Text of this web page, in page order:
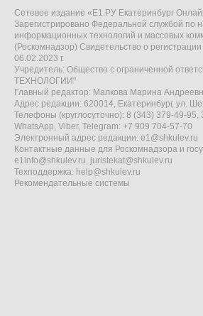
Сетевое издание «Е1.РУ Екатеринбург
Зарегистрировано Федеральной службой по
информационных технологий и массовых
(Роскомнадзор) Свидетельство о
06.02.2023 г.
Учредитель: Общество с ограниченной
ТЕХНОЛОГИИ"
Главный редактор: Малкова Марина
Адрес редакции: 620014, Екатеринбург, ул.
Телефоны (круглосуточно): 8 (343) 379-49-95,
WhatsApp, Viber, Telegram: +7 909 704-57-70
Электронный адрес редакции: e1@shkulev.ru
Контактные данные для Роскомнадзора и
e1info@shkulev.ru, juristekat@shkulev.ru
Техподдержка: help@shkulev.ru
Рекомендательные системы